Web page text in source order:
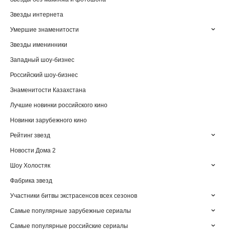
Звезды интернета
Умершие знаменитости
Звезды именинники
Западный шоу-бизнес
Российский шоу-бизнес
Знаменитости Казахстана
Лучшие новинки российского кино
Новинки зарубежного кино
Рейтинг звезд
Новости Дома 2
Шоу Холостяк
Фабрика звезд
Участники битвы экстрасенсов всех сезонов
Самые популярные зарубежные сериалы
Самые популярные российские сериалы